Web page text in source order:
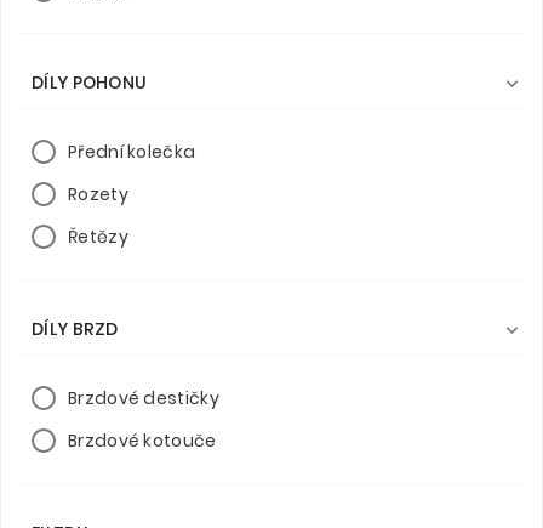
DÍLY POHONU 
Přední kolečka
Rozety
Řetězy
DÍLY BRZD 
Brzdové destičky
Brzdové kotouče